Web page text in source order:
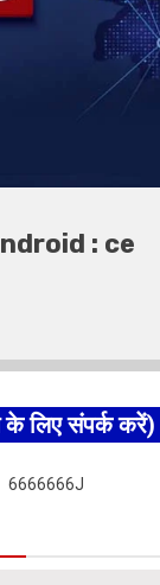
Features,
के लिए संपर्क करें)